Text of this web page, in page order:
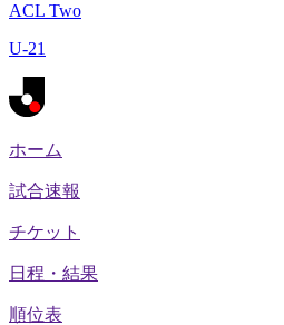
ACL Two
U-21
ホーム
試合速報
チケット
日程・結果
順位表